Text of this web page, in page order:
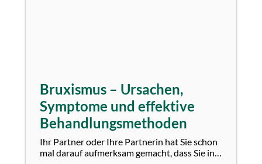
Bruxismus – Ursachen,
Symptome und effektive
Behandlungsmethoden
Ihr Partner oder Ihre Partnerin hat Sie schon
mal darauf aufmerksam gemacht, dass Sie in